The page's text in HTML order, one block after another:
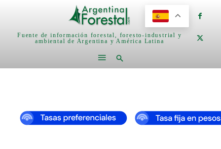
Fuente de información forestal, foresto-industrial y
ambiental de Argentina y América Latina